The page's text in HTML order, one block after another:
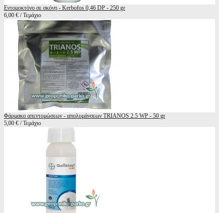
Εντομοκτόνο σε σκόνη - Kerbofos 0,46 DP - 250 gr
6,00 € / Τεμάχιο
Φάρμακο απεντομώσεων - απολυμάνσεων TRIANOS 2.5 WP - 50 gr
5,00 € / Τεμάχιο